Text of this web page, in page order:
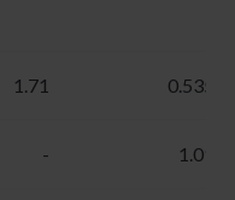
1.71 0.53523
- 1.0955